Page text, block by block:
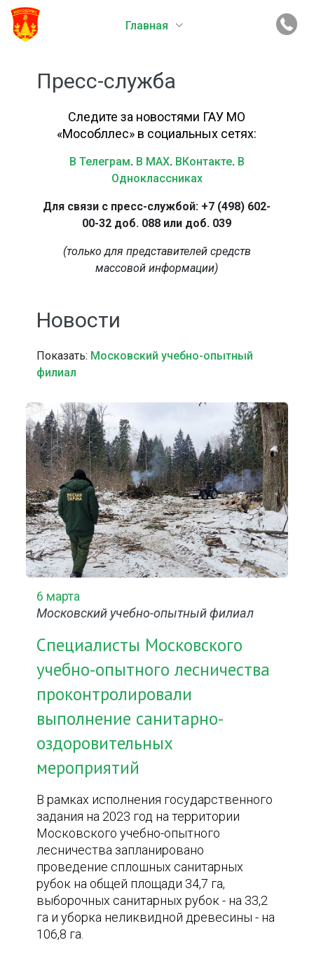
Главная
Пресс-служба
Следите за новостями ГАУ МО
«Мособллес» в социальных сетях:
В Телеграм. В MAX. ВКонтакте. В
Одноклассниках
Для связи с пресс-службой: +7 (498) 602-
00-32 доб. 088 или доб. 039
(только для представителей средств
массовой информации)
Новости
Показать: Московский учебно-опытный
филиал
6 марта
Московский учебно-опытный филиал
Специалисты Московского
учебно-опытного лесничества
проконтролировали
выполнение санитарно-
оздоровительных
мероприятий
В рамках исполнения государственного
задания на 2023 год на территории
Московского учебно-опытного
лесничества запланировано
проведение сплошных санитарных
рубок на общей площади 34,7 га,
выборочных санитарных рубок - на 33,2
га и уборка неликвидной древесины - на
106,8 га.